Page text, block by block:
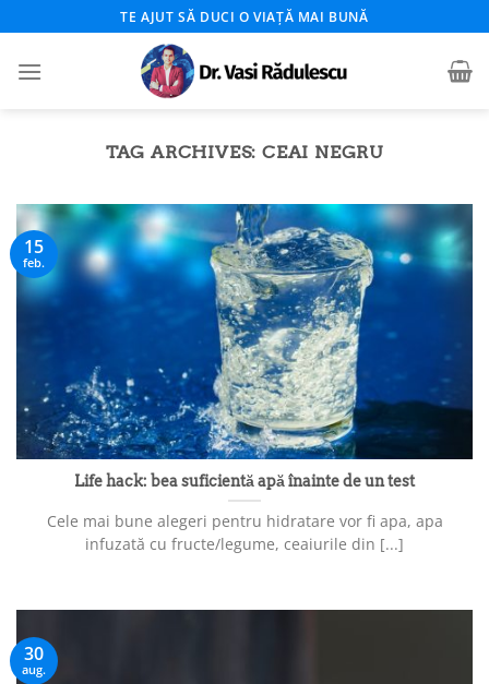
to
content
TE AJUT SĂ DUCI O VIAȚĂ MAI BUNĂ
TAG ARCHIVES:CEAI NEGRU
Life hack: bea suficientă apă înainte de un test
Cele mai bune alegeri pentru hidratare vor fi apa, apa
infuzată cu fructe/legume, ceaiurile din [...]
15
feb.
30
aug.